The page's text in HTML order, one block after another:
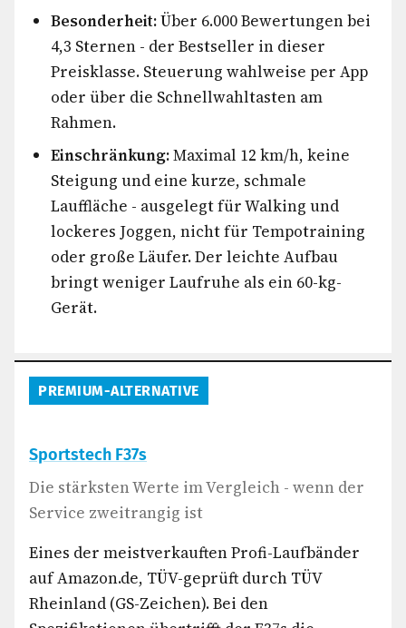
Besonderheit:Über 6.000 Bewertungen bei
4,3 Sternen - der Bestseller in dieser
Preisklasse. Steuerung wahlweise per App
oder über die Schnellwahltasten am
Rahmen.
Einschränkung:Maximal 12 km/h, keine
Steigung und eine kurze, schmale
Lauffläche - ausgelegt für Walking und
lockeres Joggen, nicht für Tempotraining
oder große Läufer. Der leichte Aufbau
bringt weniger Laufruhe als ein 60-kg-
Gerät.
PREMIUM-ALTERNATIVE
Sportstech F37s
Die stärksten Werte im Vergleich - wenn der
Service zweitrangig ist
Eines der meistverkauften Profi-Laufbänder
auf Amazon.de, TÜV-geprüft durch TÜV
Rheinland (GS-Zeichen). Bei den